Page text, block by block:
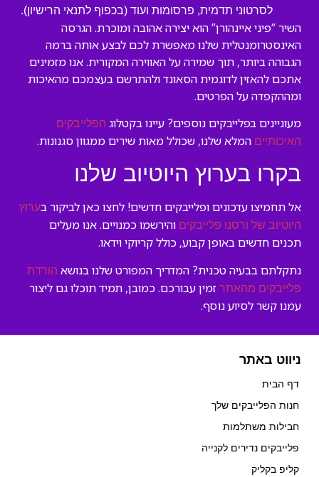
לסרטוני תדמית, פרסומות ועוד (בכפוף לתנאי הרישיון).
השיר “פיני איינהורן” הוא יצירה אהובה ומוכרת. הגרסה
האינסטרומנטלית שלנו מאפשרת לכם לבצע אותה ברמה
הגבוהה ביותר, תוך שמירה על האווירה המקורית. אנו מזמינים
אתכם להאזין לדוגמית הסאונד ולהתרשם בעצמכם מהאיכות
ומההקפדה על הפרטים.
מעוניינים בפלייבקים נוספים? עיינו בקטלוג הפלייבקים
האיכותיים המלא שלנו, שכולל מאות שירים ממגוון סגנונות.
בקרו בערוץ היוטיוב שלנו
אל תחמיצו עדכונים ופלייבקים חדשים! לחצו כאן לביקור בערוץ
היוטיוב של ורסנו פלייבקים והירשמו כמנויים. אנו מעלים
תכנים חדשים באופן קבוע, כולל קריוקי וידאו.
נתקלתם בבעיה טכנית? המדריך המפורט שלנו בנושא הורדת
פלייבקים מהאתר זמין עבורכם. כמובן, תמיד תוכלו גם ליצור
עמנו קשר לסיוע נוסף.
ניווט באתר
דף הבית
חנות הפלייבקים שלך
חבילות משתלמות
פלייבקים נדירים לקנייה
קליפ בקליק